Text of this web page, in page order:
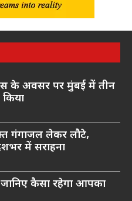
के अवसर पर मुंबई में तीन
गंगाजल लेकर लौटे,
में सराहना
कैसा रहेगा आपका